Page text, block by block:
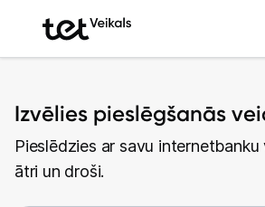
Izvēlies pieslēgšanās
Pieslēdzies ar savu
ātri un droši.